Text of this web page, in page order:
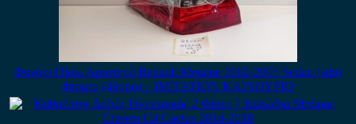
Φανάρι Πίσω Αριστερό Renault Megane 2002-2005 Sedan (sdn)
4πορτο (4θυρο) – IMITATION ΚΑΙΝΟΥΡΙΟ